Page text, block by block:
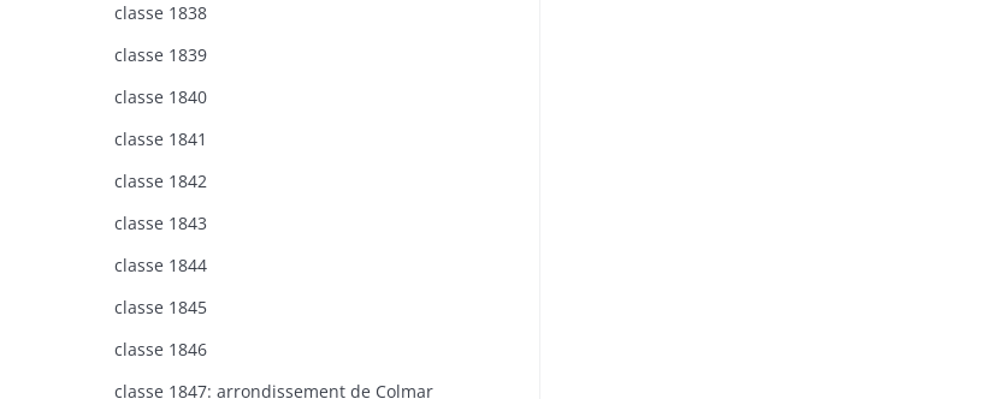
classe 1838
classe 1839
classe 1840
classe 1841
classe 1842
classe 1843
classe 1844
classe 1845
classe 1846
classe 1847: arrondissement de Colmar